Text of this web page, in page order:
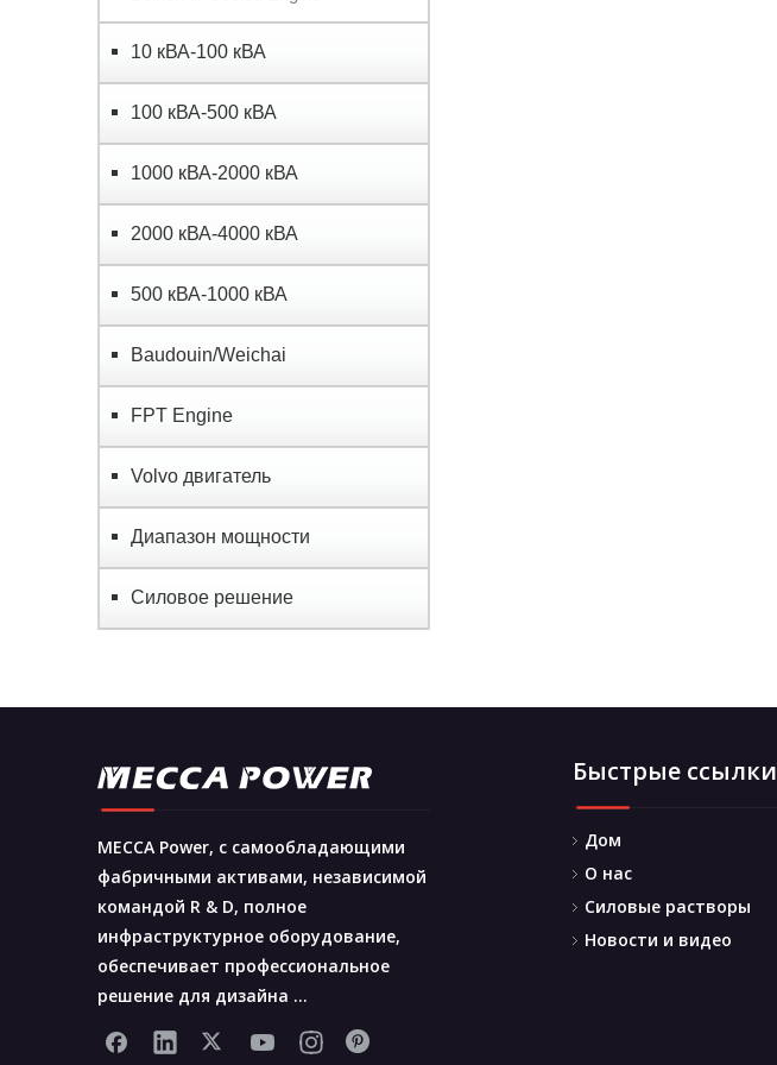
10 кВА-100 кВА
100 кВА-500 кВА
1000 кВА-2000 кВА
2000 кВА-4000 кВА
500 кВА-1000 кВА
Baudouin/Weichai
FPT Engine
Volvo двигатель
Диапазон мощности
Силовое решение
MECCA Power, с самообладающими
фабричными активами, независимой
командой R & D, полное
инфраструктурное оборудование,
обеспечивает профессиональное
решение для дизайна ...
Быстрые ссылки
Дом
О нас
Силовые растворы
Новости и видео